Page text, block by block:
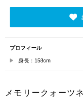
プロフィール
身長：158cm
メモリークォーツ